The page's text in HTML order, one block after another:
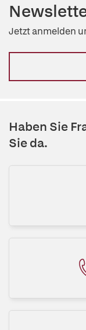
Jetzt anmelden
Haben Sie
Sie da.